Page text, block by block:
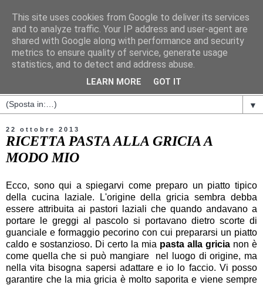
▼
22 ottobre 2013
RICETTA PASTA ALLA GRICIA A
MODO MIO
Ecco, sono qui a spiegarvi come preparo un piatto tipico
della cucina laziale. L'origine della gricia sembra debba
essere attribuita ai pastori laziali che quando andavano a
portare le greggi al pascolo si portavano dietro scorte di
guanciale e formaggio pecorino con cui prepararsi un piatto
caldo e sostanzioso. Di certo la mia pasta alla gricia non è
come quella che si può mangiare nel luogo di origine, ma
nella vita bisogna sapersi adattare e io lo faccio. Vi posso
garantire che la mia gricia è molto saporita e viene sempre
This site uses cookies from Google to deliver its services
and to analyze traffic. Your IP address and user-agent are
shared with Google along with performance and security
metrics to ensure quality of service, generate usage
statistics, and to detect and address abuse.
LEARN MORE GOT IT